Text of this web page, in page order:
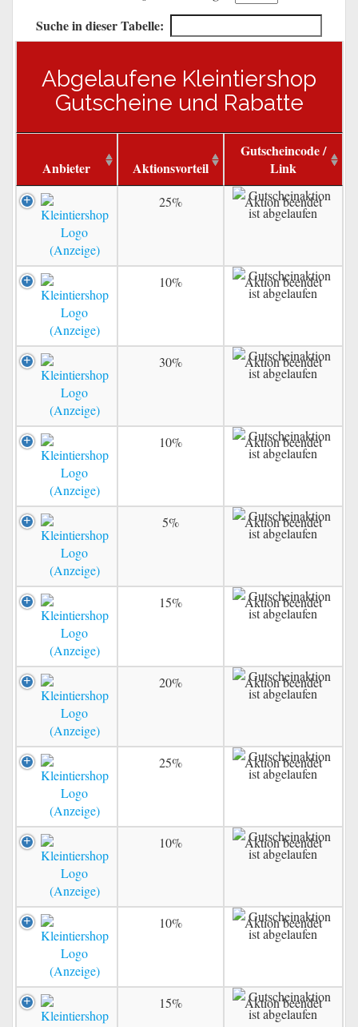
Suche in dieser Tabelle:
Abgelaufene Kleintiershop
Gutscheine und Rabatte
Anbieter Aktionsvorteil
Gutscheincode /
Link
25% Aktion beendet
10% Aktion beendet
30% Aktion beendet
10% Aktion beendet
5% Aktion beendet
15% Aktion beendet
20% Aktion beendet
25% Aktion beendet
10% Aktion beendet
10% Aktion beendet
15% Aktion beendet